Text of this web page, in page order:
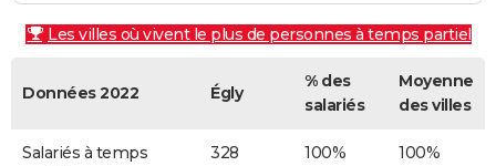
Les villes où vivent le plus de personnes à temps partiel
Données 2022 Égly
% des
salariés
Moyenne
des villes
Salariés à temps
328 100% 100%